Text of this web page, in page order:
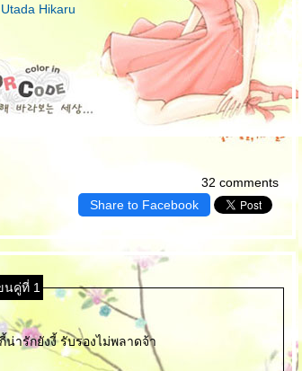
Hikaru
32 comments
Share to Facebook
นคู่ที่ 1
น่ารักยังงี้ รับรองไม่พลาดจ้า